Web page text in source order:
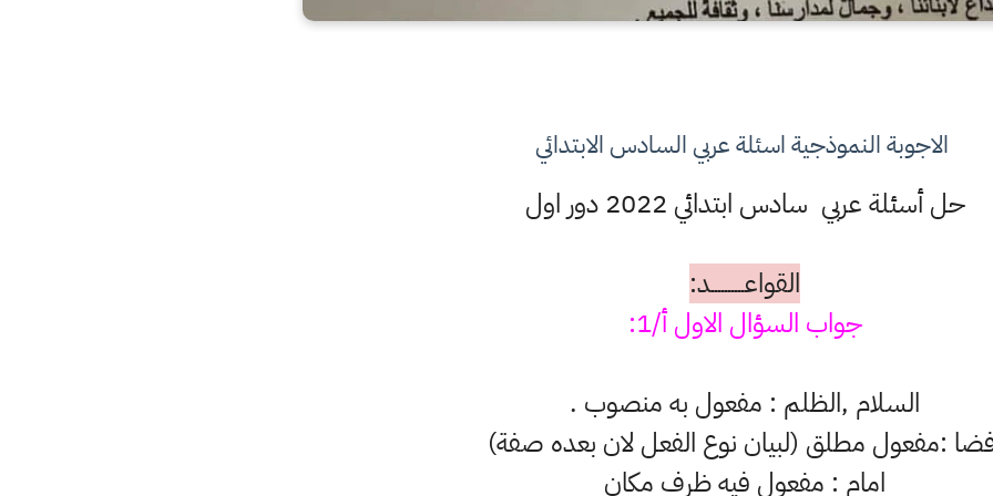
الاجوبة النموذجية اسئلة عربي السادس الابتدائي
حل أسئلة عربي سادس ابتدائي 2022 دور اول
القواعــــــــــد:
جواب السؤال الاول أ/1:
السلام ,الظلم : مفعول به منصوب .
:مفعول مطلق (لبيان نوع الفعل لان بعده صفة)
امام : مفعول فيه ظرف مكان